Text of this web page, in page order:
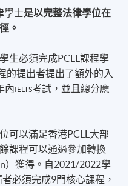
可的法律學位。
@ HKU SPACE
HKD9,800
HERE]
HKD9,300
學士是以完整法律學位在
。
生必須完成PCLL課程學
的提出者提出了額外的入
內IELTS考試，並且總分應
可以滿足香港PCLL大部
課程可以通過參加轉換
）獲得。自2021/2022學
必須完成9門核心課程，